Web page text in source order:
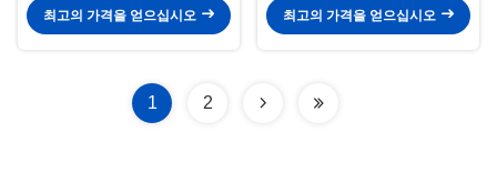
최고의 가격을 얻으십시오 최고의 가격을 얻으십시오
1 2